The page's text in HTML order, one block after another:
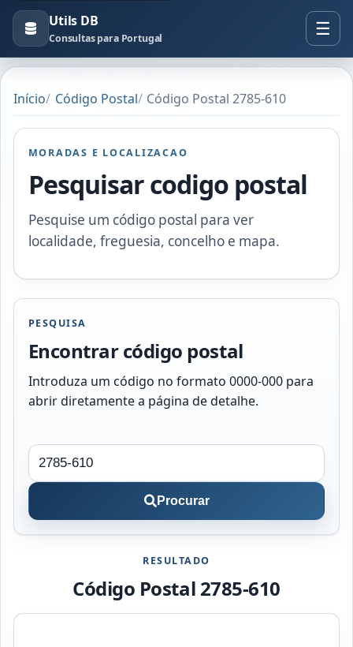
Utils DB
Consultas para Portugal
Início Código Postal Código Postal 2785-610
MORADAS E LOCALIZACAO
Pesquisar codigo postal
Pesquise um código postal para ver
localidade, freguesia, concelho e mapa.
PESQUISA
Encontrar código postal
Introduza um código no formato 0000-000 para
abrir diretamente a página de detalhe.
Procurar
RESULTADO
Código Postal 2785-610